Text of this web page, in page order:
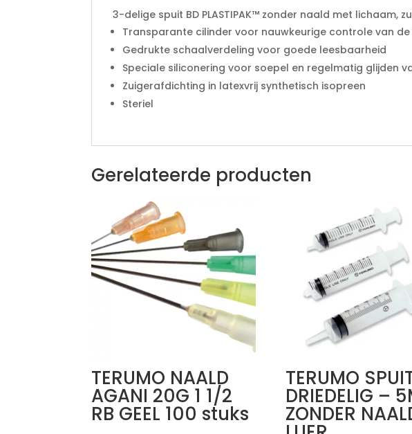
3-delige spuit BD PLASTIPAK™ zonder naald met lichaam,
Transparante cilinder voor nauwkeurige controle van de
Gedrukte schaalverdeling voor goede leesbaarheid
Speciale siliconering voor soepel en regelmatig glijden
Zuigerafdichting in latexvrij synthetisch isopreen
Steriel
Gerelateerde producten
TERUMO NAALD
AGANI 20G 1 1/2
RB GEEL 100 stuks
TERUMO
DRIEDELIG –
ZONDER